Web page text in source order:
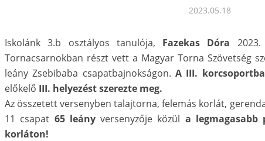
2023.05.18
Iskolánk 3.b osztályos tanulója, Fazekas Dóra
Tornacsarnokban részt vett a Magyar Torna Szövetség
leány Zsebibaba csapatbajnokságon. A III.
előkelő III. helyezést szerezte meg.
Az összetett versenyben talajtorna, felemás korlát,
11 csapat 65 leányversenyzője közül a legmagasabb
korláton!